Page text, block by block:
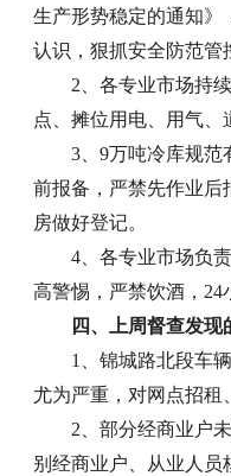
生产形势稳定的通知》
认识，狠抓安全防范管
2、各专业市场持
点、摊位用电、用气、
3、9万吨冷库规范
前报备，严禁先作业后
房做好登记。
4、各专业市场负
高警惕，严禁饮酒，24
四、上周督查发现
1、锦城路北段车
尤为严重，对网点招租
2、部分经商业户
别经商业户、从业人员